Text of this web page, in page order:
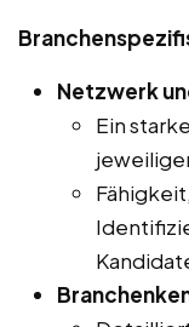
Netzwerk
Ein